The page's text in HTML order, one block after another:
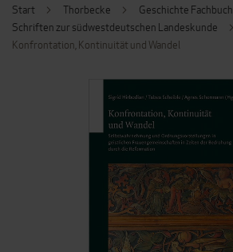
Start Thorbecke
Geschichte Fachbuch
Schriften zur südwestdeutschen Landeskunde
Konfrontation, Kontinuität und Wandel
ZUM
ENDE
DER
SPRINGEN